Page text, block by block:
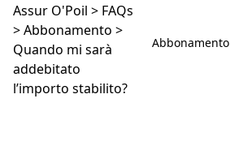
Assur O'Poil > FAQs
>Abbonamento >
Quando mi sarà
addebitato
l’importo stabilito?
Abbonamento